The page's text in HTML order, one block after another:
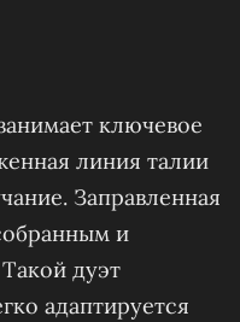
ключевое
линия талии
Заправленная
и
дуэт
адаптируется